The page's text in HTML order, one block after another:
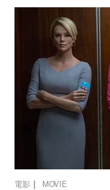
電影 ｜ MOVIE